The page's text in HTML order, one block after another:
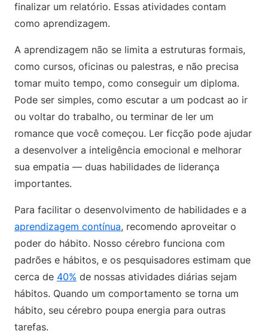
finalizar um relatório. Essas atividades contam
como aprendizagem.
A aprendizagem não se limita a estruturas formais,
como cursos, oficinas ou palestras, e não precisa
tomar muito tempo, como conseguir um diploma.
Pode ser simples, como escutar a um podcast ao ir
ou voltar do trabalho, ou terminar de ler um
romance que você começou. Ler ficção pode ajudar
a desenvolver a inteligência emocional e melhorar
sua empatia — duas habilidades de liderança
importantes.
Para facilitar o desenvolvimento de habilidades e a
aprendizagem contínua, recomendo aproveitar o
poder do hábito. Nosso cérebro funciona com
padrões e hábitos, e os pesquisadores estimam que
cerca de 40% de nossas atividades diárias sejam
hábitos. Quando um comportamento se torna um
hábito, seu cérebro poupa energia para outras
tarefas.